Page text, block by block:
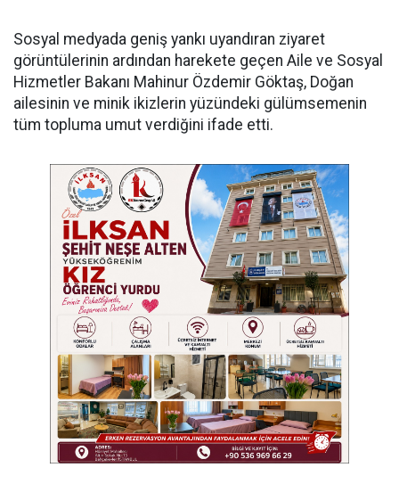
Sosyal medyada geniş yankı uyandıran ziyaret
görüntülerinin ardından harekete geçen Aile ve Sosyal
Hizmetler Bakanı Mahinur Özdemir Göktaş, Doğan
ailesinin ve minik ikizlerin yüzündeki gülümsemenin
tüm topluma umut verdiğini ifade etti.